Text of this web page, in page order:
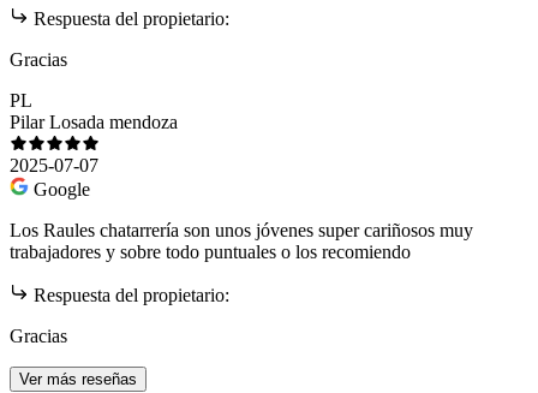
Respuesta del propietario:
Gracias
PL
Pilar Losada mendoza
2025-07-07
Google
Los Raules chatarrería son unos jóvenes super cariñosos muy
trabajadores y sobre todo puntuales o los recomiendo
Respuesta del propietario:
Gracias
Ver más reseñas